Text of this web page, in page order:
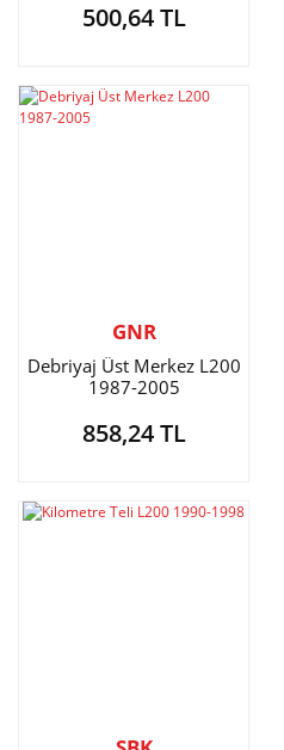
500,64 TL
GNR
Debriyaj Üst Merkez L200
1987-2005
858,24 TL